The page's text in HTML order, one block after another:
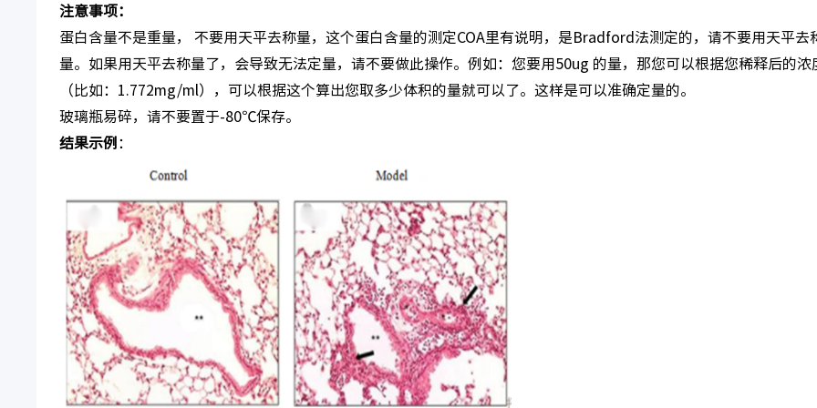
注意事项：
蛋白含量不是重量， 不要用天平去称量，这个蛋白含量的测定COA里有说明，是Bradford法测定的，请不要用天平去
量。如果用天平去称量了，会导致无法定量，请不要做此操作。例如：您要用50ug 的量，那您可以根据您稀释后的浓
（比如：1.772mg/ml），可以根据这个算出您取多少体积的量就可以了。这样是可以准确定量的。
玻璃瓶易碎，请不要置于-80℃保存。
结果示例 ：